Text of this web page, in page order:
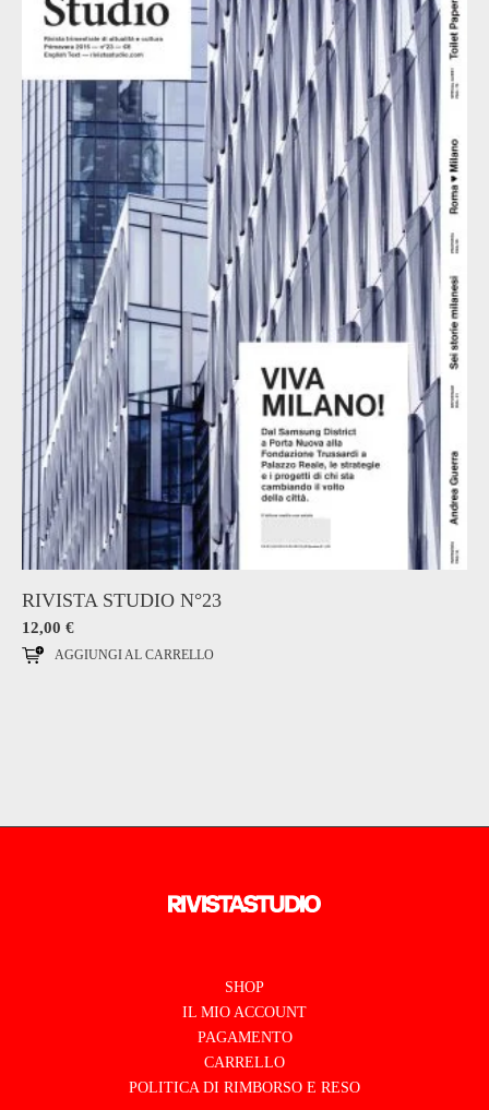
RIVISTA STUDIO N°23
12,00 €
AGGIUNGI AL CARRELLO
SHOP
IL MIO ACCOUNT
PAGAMENTO
CARRELLO
POLITICA DI RIMBORSO E RESO